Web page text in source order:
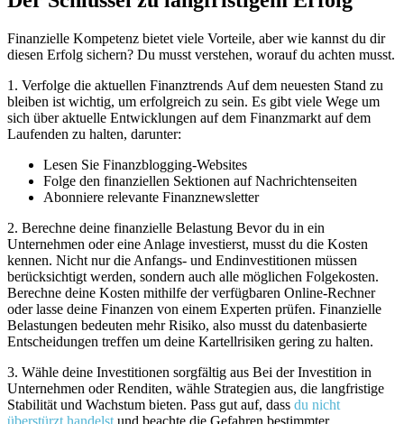
Finanzielle Kompetenz bietet viele Vorteile, aber wie kannst du dir
diesen Erfolg sichern? Du musst verstehen, worauf du achten musst.
1. Verfolge die aktuellen Finanztrends Auf dem neuesten Stand zu
bleiben ist wichtig, um erfolgreich zu sein. Es gibt viele Wege um
sich über aktuelle Entwicklungen auf dem Finanzmarkt auf dem
Laufenden zu halten, darunter:
Lesen Sie Finanzblogging-Websites
Folge den finanziellen Sektionen auf Nachrichtenseiten
Abonniere relevante Finanznewsletter
2. Berechne deine finanzielle Belastung Bevor du in ein
Unternehmen oder eine Anlage investierst, musst du die Kosten
kennen. Nicht nur die Anfangs- und Endinvestitionen müssen
berücksichtigt werden, sondern auch alle möglichen Folgekosten.
Berechne deine Kosten mithilfe der verfügbaren Online-Rechner
oder lasse deine Finanzen von einem Experten prüfen. Finanzielle
Belastungen bedeuten mehr Risiko, also musst du datenbasierte
Entscheidungen treffen um deine Kartellrisiken gering zu halten.
3. Wähle deine Investitionen sorgfältig aus Bei der Investition in
Unternehmen oder Renditen, wähle Strategien aus, die langfristige
Stabilität und Wachstum bieten. Pass gut auf, dass du nicht
überstürzt handelst und beachte die Gefahren bestimmter